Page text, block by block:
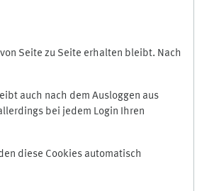
Seite zu Seite erhalten bleibt. Nach
auch nach dem Ausloggen aus
bei jedem Login Ihren
diese Cookies automatisch